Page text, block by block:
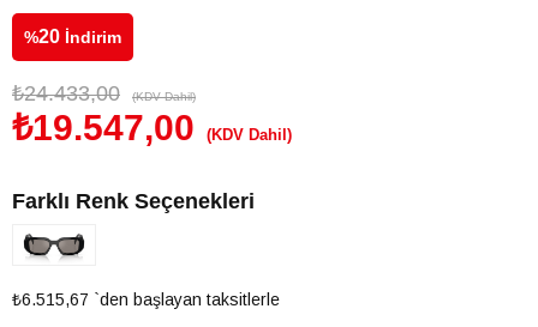
%20 İndirim
₺24.433,00 (KDV Dahil)
₺19.547,00 (KDV Dahil)
Farklı Renk Seçenekleri
₺6.515,67 `den başlayan taksitlerle